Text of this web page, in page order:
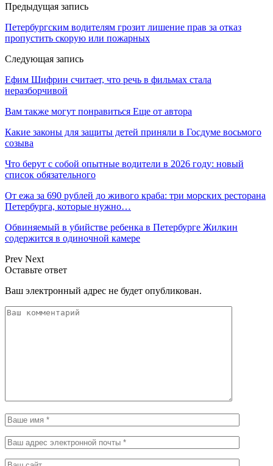
Предыдущая запись
Петербургским водителям грозит лишение прав за отказ
пропустить скорую или пожарных
Следующая запись
Ефим Шифрин считает, что речь в фильмах стала
неразборчивой
Вам также могут понравиться Еще от автора
Какие законы для защиты детей приняли в Госдуме восьмого
созыва
Что берут с собой опытные водители в 2026 году: новый
список обязательного
От ежа за 690 рублей до живого краба: три морских ресторана
Петербурга, которые нужно…
Обвиняемый в убийстве ребенка в Петербурге Жилкин
содержится в одиночной камере
Prev Next
Оставьте ответ
Ваш электронный адрес не будет опубликован.